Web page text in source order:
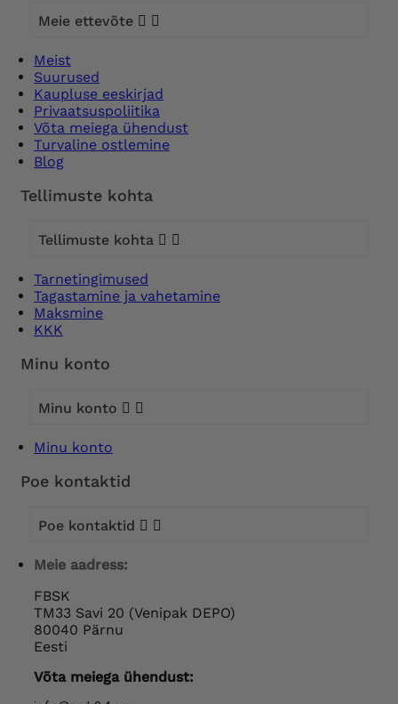
Meie ettevõte  
Meist
Suurused
Kaupluse eeskirjad
Privaatsuspoliitika
Võta meiega ühendust
Turvaline ostlemine
Blog
Tellimuste kohta
Tellimuste kohta  
Tarnetingimused
Tagastamine ja vahetamine
Maksmine
KKK
Minu konto
Minu konto  
Minu konto
Poe kontaktid
Poe kontaktid  
Meie aadress:
FBSK
TM33 Savi 20 (Venipak DEPO)
80040 Pärnu
Eesti
Võta meiega ühendust: